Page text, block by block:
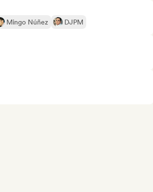
Mingo Núñez DJPM